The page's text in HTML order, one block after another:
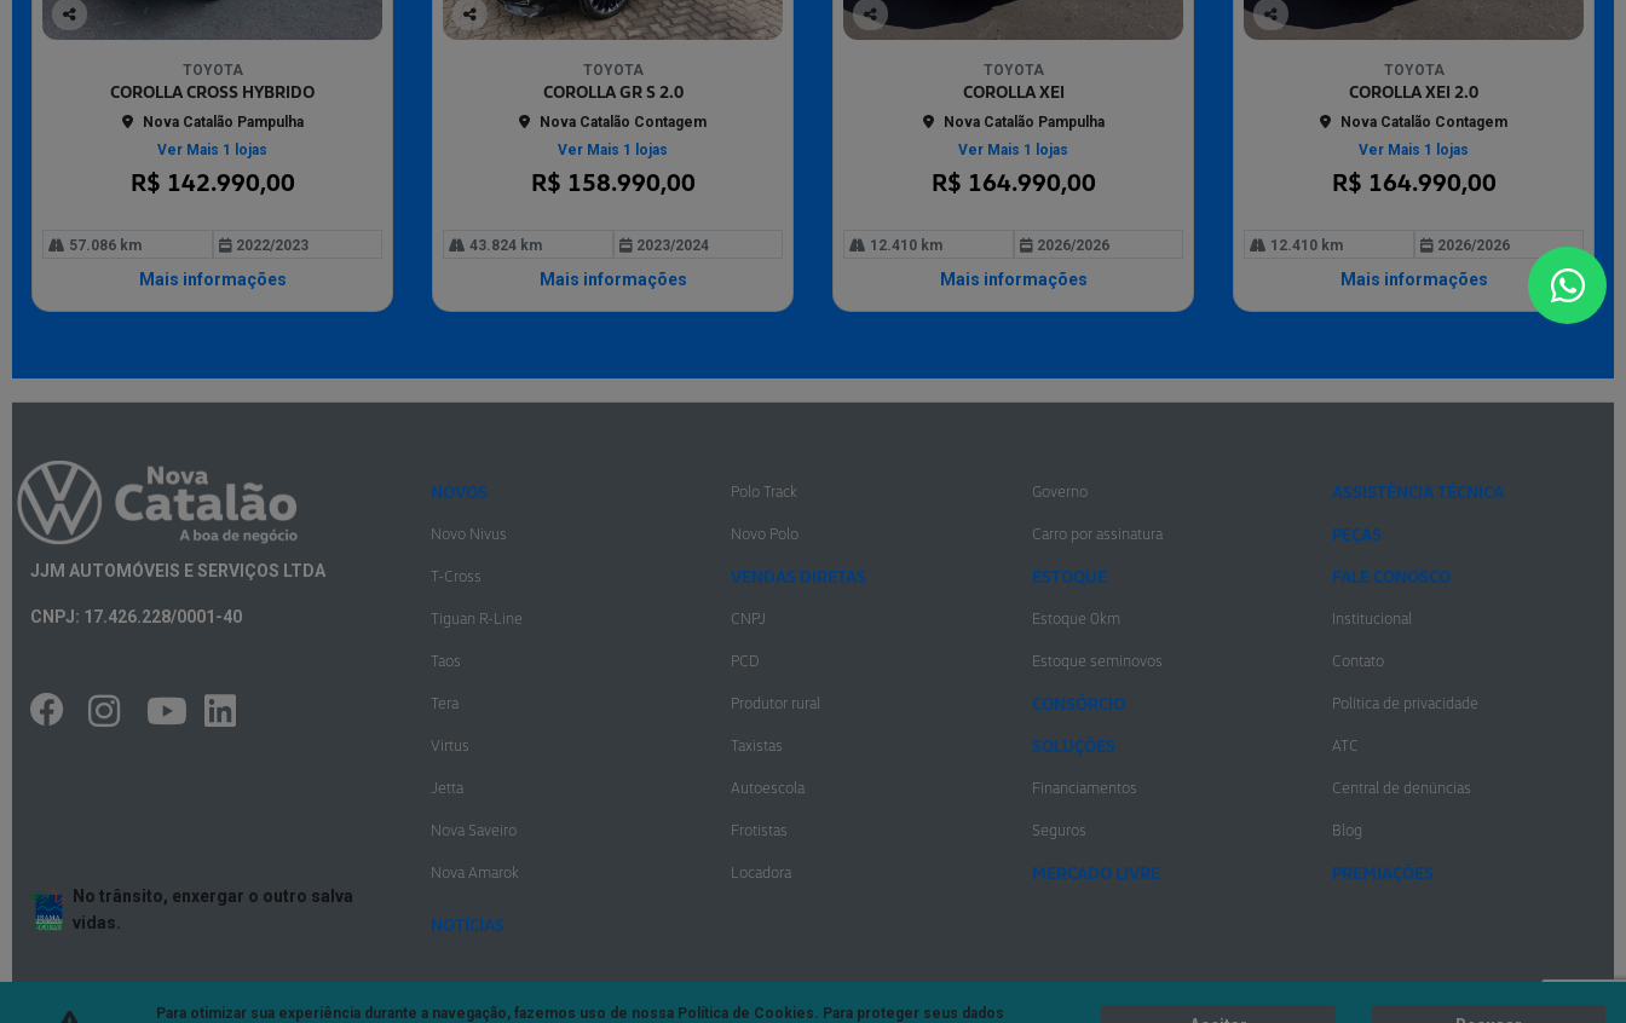
Co
TOYOTA
COROLLA CROSS HYBRIDO
Nova Catalão Pampulha
Ver Mais 1 lojas
R$ 142.990,00
57.086 km 2022/2023
Mais informações
Co
TOYOTA
COROLLA GR S 2.0
Nova Catalão Contagem
Ver Mais 1 lojas
R$ 158.990,00
43.824 km 2023/2024
Mais informações
Co
TOYOTA
COROLLA XEI
Nova Catalão Pampulha
Ver Mais 1 lojas
R$ 164.990,00
12.410 km 2026/2026
Mais informações
Co
TOYOTA
COROLLA XEI 2.0
Nova Catalão Contagem
Ver Mais 1 lojas
R$ 164.990,00
12.410 km 2026/2026
Mais informações
JJM AUTOMÓVEIS E SERVIÇOS LTDA
CNPJ: 17.426.228/0001-40
No trânsito, enxergar o outro salva
vidas.
NOVOS
Novo Nivus
T-Cross
Tiguan R-Line
Taos
Tera
Virtus
Jetta
Nova Saveiro
Nova Amarok
Polo Track
Novo Polo
VENDAS DIRETAS
CNPJ
PCD
Produtor rural
Taxistas
Autoescola
Frotistas
Locadora
Governo
Carro por assinatura
ESTOQUE
Estoque 0km
Estoque seminovos
CONSÓRCIO
SOLUÇÕES
Financiamentos
Seguros
MERCADO LIVRE
ASSISTÊNCIA TÉCNICA
PEÇAS
FALE CONOSCO
Institucional
Contato
Política de privacidade
ATC
Central de denúncias
Blog
PREMIAÇÕES
NOTÍCIAS
Para otimizar sua experiência durante a navegação, fazemos uso de nossa Política de Cookies. Para proteger seus dados